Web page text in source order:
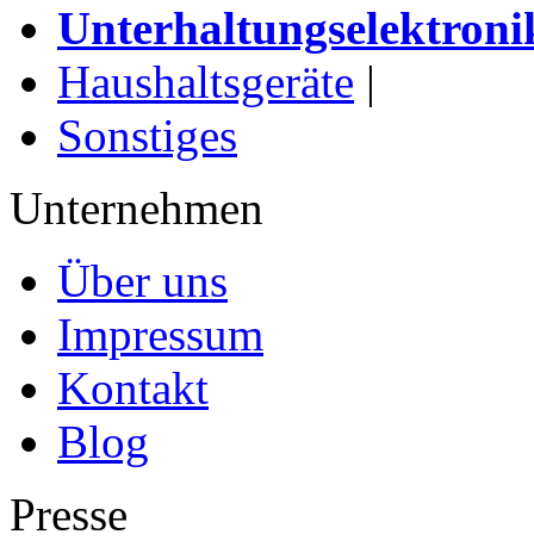
Haushaltsgeräte |
Sonstiges
Unternehmen
Über uns
Impressum
Kontakt
Blog
Presse